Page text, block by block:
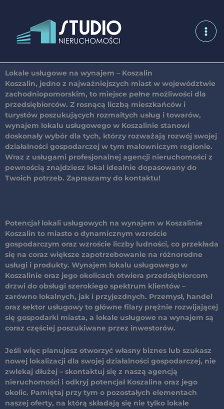
Lokale usługowe na wynajem – Koszalin
Koszalin, jedno z najważniejszych miast w województwie
zachodniopomorskim, to miejsce pełne możliwości dla
przedsiębiorców. Z rosnącą liczbą mieszkańców i
turystów poszukujących rozmaitych usług i towarów,
wynajem lokalu usługowego w Koszalinie stanowi
doskonały wybór dla tych, którzy rozważają rozwój swojej
działalności gospodarczej w tym malowniczym regionie.
Wraz z usługami profesjonalnej agencji nieruchomości z
pewnością znajdziesz lokal idealnie dopasowany do
Twoich potrzeb. Zapraszamy do kontaktu!
Potencjał lokali usługowych na wynajem w Koszalinie
Koszalin to miasto o dynamicznym wzroście
gospodarczym oraz wzroście liczby ludności, co przekłada
się na coraz większe zapotrzebowanie na różnorodne
usługi i produkty. Wynajem lokalu usługowego w
Koszalinie oraz jego okolicach otwiera przedsiębiorcom
drzwi do obsługi szerokiego spektrum klientów –
zarówno lokalnych, jak i przyjezdnych. Przemysł, handel
oraz sektor usługowy to główne filary prężnie rozwijającej
się gospodarki miasta, a lokale usługowe na wynajem są
coraz częściej poszukiwane przez inwestorów.
Jeśli więc planujesz otworzyć własny biznes lub szukasz
nowej lokalizacji dla swojej działalności gospodarczej, nie
zwlekaj dłużej – skontaktuj się z naszą agencją
nieruchomości i odkryj potencjał Koszalina oraz jego
okolic. Pamiętaj przy tym o pozostałych elementach
naszej oferty, na którą składają się nie tylko lokale